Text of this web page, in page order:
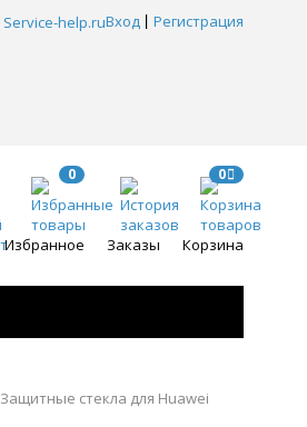
Вход Регистрация
0
Избранное Заказы
0
Корзина
Защитные стекла для Huawei